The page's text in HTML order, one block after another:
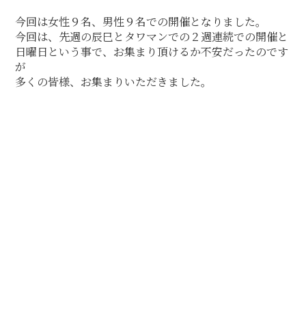
今回は女性９名、男性９名での開催となりました。
今回は、先週の辰巳とタワマンでの２週連続での開催と
日曜日という事で、お集まり頂けるか不安だったのです
が
多くの皆様、お集まりいただきました。